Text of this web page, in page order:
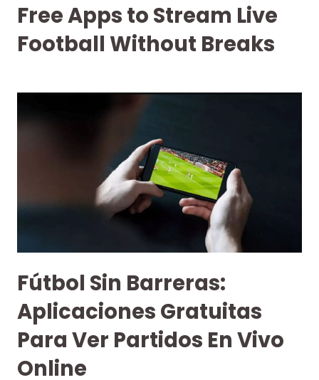
Free Apps to Stream Live
Football Without Breaks
Fútbol Sin Barreras:
Aplicaciones Gratuitas
Para Ver Partidos En Vivo
Online